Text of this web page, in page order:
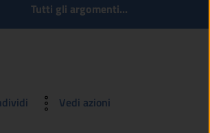
Tutti gli argomenti...
Vedi azioni